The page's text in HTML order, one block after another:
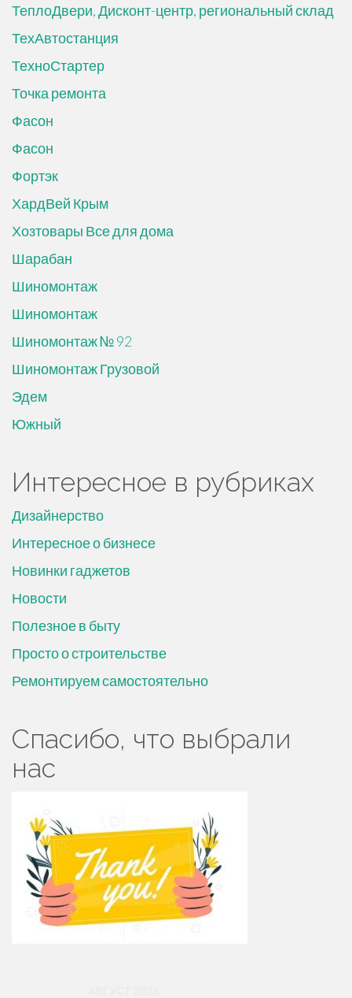
ТеплоДвери, Дисконт-центр, региональный склад
ТехАвтостанция
ТехноСтартер
Точка ремонта
Фасон
Фасон
Фортэк
ХардВей Крым
Хозтовары Все для дома
Шарабан
Шиномонтаж
Шиномонтаж
Шиномонтаж № 92
Шиномонтаж Грузовой
Эдем
Южный
Интересное в рубриках
Дизайнерство
Интересное о бизнесе
Новинки гаджетов
Новости
Полезное в быту
Просто о строительстве
Ремонтируем самостоятельно
Спасибо, что выбрали
нас